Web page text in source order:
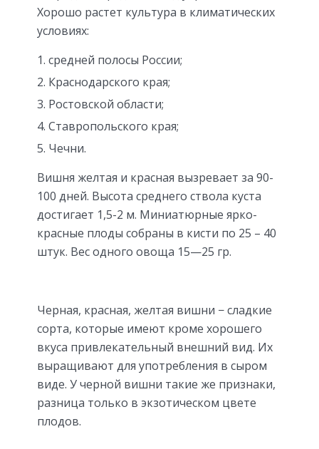
Хорошо растет культура в климатических
условиях:
средней полосы России;
Краснодарского края;
Ростовской области;
Ставропольского края;
Чечни.
Вишня желтая и красная вызревает за 90-
100 дней. Высота среднего ствола куста
достигает 1,5-2 м. Миниатюрные ярко-
красные плоды собраны в кисти по 25 – 40
штук. Вес одного овоща 15—25 гр.
Черная, красная, желтая вишни − сладкие
сорта, которые имеют кроме хорошего
вкуса привлекательный внешний вид. Их
выращивают для употребления в сыром
виде. У черной вишни такие же признаки,
разница только в экзотическом цвете
плодов.